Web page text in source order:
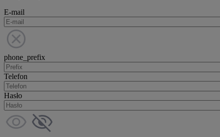
E-mail
phone_prefix
Telefon
Hasło